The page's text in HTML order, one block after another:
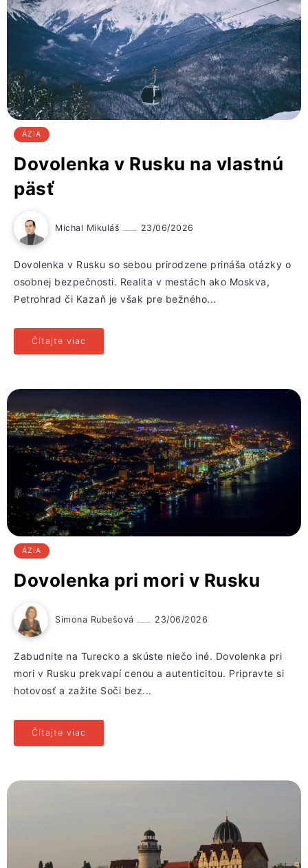
ÁZIA
Dovolenka v Rusku na vlastnú
päsť
Michal Mikuláš 23/06/2026
Dovolenka v Rusku so sebou prirodzene prináša otázky o
osobnej bezpečnosti. Realita v mestách ako Moskva,
Petrohrad či Kazaň je však pre bežného...
Čítajte viac
ÁZIA
Dovolenka pri mori v Rusku
Simona Rubešová 23/06/2026
Zabudnite na Turecko a skúste niečo iné. Dovolenka pri
mori v Rusku prekvapí cenou a autenticitou. Pripravte si
hotovosť a zažite Soči bez...
Čítajte viac